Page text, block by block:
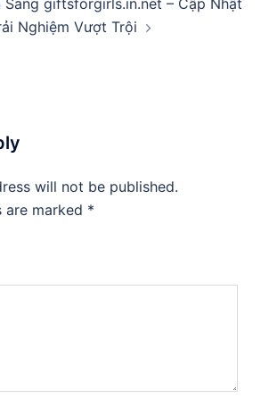
Nghiệm Vượt Trội
will not be published.
are marked *